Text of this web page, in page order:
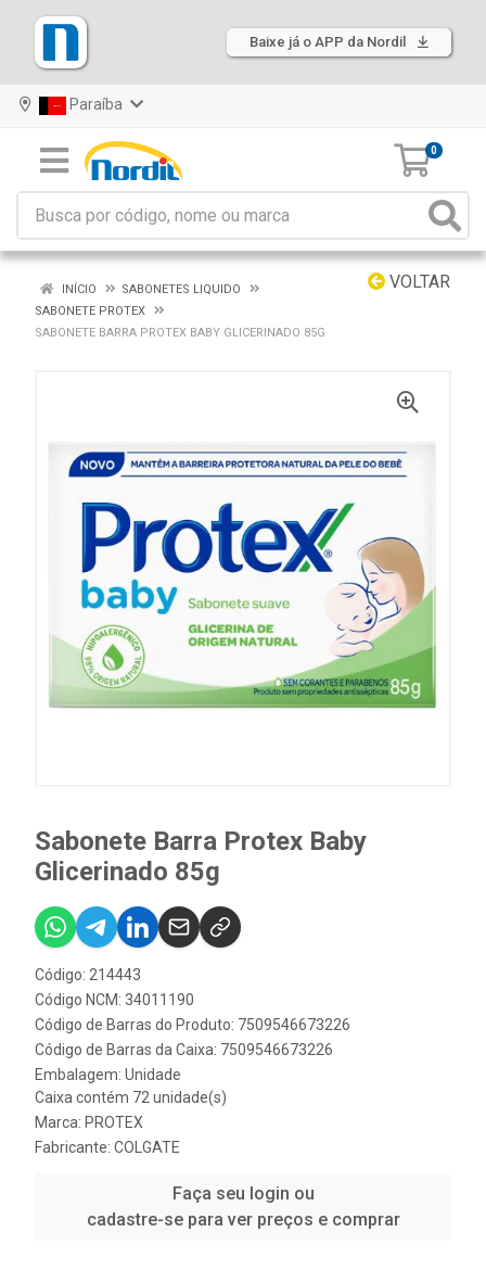
Baixe já o APP da Nordil
Paraíba
0
VOLTAR
INÍCIO
SABONETES LIQUIDO
SABONETE PROTEX
SABONETE BARRA PROTEX BABY GLICERINADO 85G
Sabonete Barra Protex Baby
Glicerinado 85g
Código: 214443
Código NCM: 34011190
Código de Barras do Produto: 7509546673226
Código de Barras da Caixa: 7509546673226
Embalagem: Unidade
Caixa contém 72 unidade(s)
Marca: PROTEX
Fabricante: COLGATE
Faça seu login ou
cadastre-se para ver preços e comprar